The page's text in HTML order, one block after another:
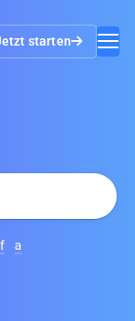
starten
a